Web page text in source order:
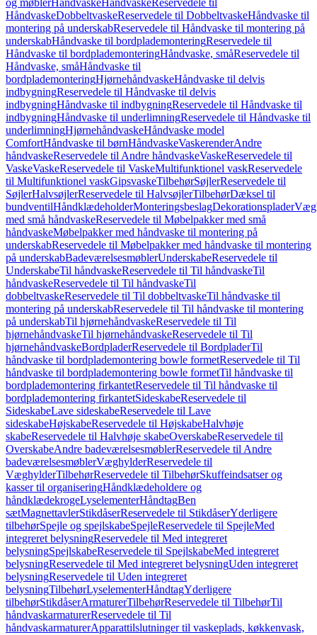
og møblerHåndvaskeHåndvaskeReservedele til
HåndvaskeDobbeltvaskeReservedele til DobbeltvaskeHåndvaske til
montering på underskabReservedele til Håndvaske til montering på
underskabHåndvaske til bordplademonteringReservedele til
Håndvaske til bordplademonteringHåndvaske, småReservedele til
Håndvaske, småHåndvaske til
bordplademonteringHjørnehåndvaskeHåndvaske til delvis
indbygningReservedele til Håndvaske til delvis
indbygningHåndvaske til indbygningReservedele til Håndvaske til
indbygningHåndvaske til underlimningReservedele til Håndvaske til
underlimningHjørnehåndvaskeHåndvaske model
ComfortHåndvaske til børnHåndvaskeVaskerenderAndre
håndvaskeReservedele til Andre håndvaskeVaskeReservedele til
VaskeVaskeReservedele til VaskeMultifunktionel vaskReservedele
til Multifunktionel vaskGipsvaskeTilbehørSøjlerReservedele til
SøjlerHalvsøjlerReservedele til HalvsøjlerTilbehørDæksel til
bundventilHåndklædeholderMonteringsbeslagDekorationsplader
med små håndvaskeReservedele til Møbelpakker med små
håndvaskeMøbelpakker med håndvaske til montering på
underskabReservedele til Møbelpakker med håndvaske til montering
på underskabBadeværelsesmøblerUnderskabeReservedele til
UnderskabeTil håndvaskeReservedele til Til håndvaskeTil
håndvaskeReservedele til Til håndvaskeTil
dobbeltvaskeReservedele til Til dobbeltvaskeTil håndvaske til
montering på underskabReservedele til Til håndvaske til montering
på underskabTil hjørnehåndvaskeReservedele til Til
hjørnehåndvaskeTil hjørnehåndvaskeReservedele til Til
hjørnehåndvaskeBordpladerReservedele til BordpladerTil
håndvaske til bordplademontering bowle formetReservedele til Til
håndvaske til bordplademontering bowle formetTil håndvaske til
bordplademontering firkantetReservedele til Til håndvaske til
bordplademontering firkantetSideskabeReservedele til
SideskabeLave sideskabeReservedele til Lave
sideskabeHøjskabeReservedele til HøjskabeHalvhøje
skabeReservedele til Halvhøje skabeOverskabeReservedele til
OverskabeAndre badeværelsesmøblerReservedele til Andre
badeværelsesmøblerVæghylderReservedele til
VæghylderTilbehørReservedele til TilbehørSkuffeindsatser og
kasser til organiseringHåndklædeholdere og
håndklædekrogeLyselementerHåndtagBen
sætMagnettavlerStikdåserReservedele til StikdåserYderligere
tilbehørSpejle og spejlskabeSpejleReservedele til SpejleMed
integreret belysningReservedele til Med integreret
belysningSpejlskabeReservedele til SpejlskabeMed integreret
belysningReservedele til Med integreret belysningUden integreret
belysningReservedele til Uden integreret
belysningTilbehørLyselementerHåndtagYderligere
tilbehørStikdåserArmaturerTilbehørReservedele til TilbehørTil
håndvaskarmaturerReservedele til Til
håndvaskarmaturerApparattilslutninger til vaskeplads, køkkenvask,